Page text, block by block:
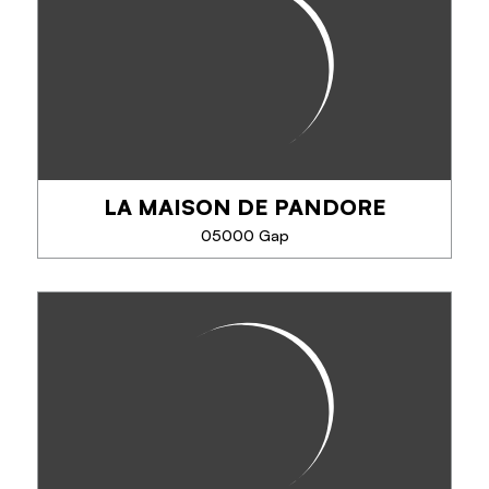
Karandja laboratoire produit, fabrique et conçoit
de l'aromathérapie (huile essentielle et eaux
florales), des compléments alimentaires (extrait de
plante) et de la cosmétique naturelle...
TÉLÉPHONE
EN SAVOIR PLUS
LA MAISON DE PANDORE
05000 Gap
La maison de Pandore vous propose des produits
Régionaux et Artisanaux : Couteaux et Savons